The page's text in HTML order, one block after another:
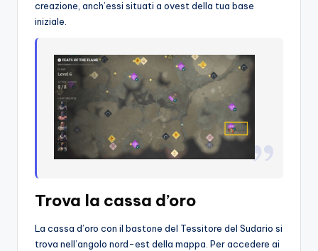
creazione, anch’essi situati a ovest della tua base
iniziale.
Trova la cassa d’oro
La cassa d’oro con il bastone del Tessitore del Sudario si
trova nell’angolo nord-est della mappa. Per accedere ai